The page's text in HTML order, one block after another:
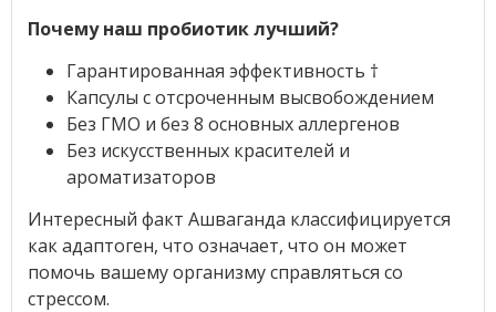
Почему наш пробиотик лучший?
Гарантированная эффективность †
Капсулы с отсроченным высвобождением
Без ГМО и без 8 основных аллергенов
Без искусственных красителей и
ароматизаторов
Интересный факт Ашваганда классифицируется
как адаптоген, что означает, что он может
помочь вашему организму справляться со
стрессом.